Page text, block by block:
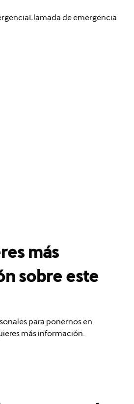
de emergencia
más
sobre este
para ponernos en
más información.